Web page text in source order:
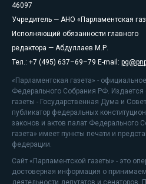
46097
Учредитель — АНО «Парламентская
Исполняющий обязанности главного
редактора — Абдуллаев М.Р.
Тел.: +7 (495) 637–69–79 E-mail:
«Парламентская газета» -
Федерального Собрания РФ. Издается
газеты - Государственная Дума и
публикатор федеральных
законов и актов палат Федерального
газета» имеет пункты печати и
федерации.
Сайт «Парламентской газеты» - это
достоверная информация о
деятельности депутатов и